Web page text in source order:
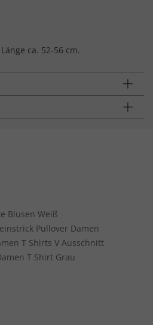
ca. 52-56 cm.
Blusen Weiß
Pullover Damen
T Shirts V Ausschnitt
T Shirt Grau